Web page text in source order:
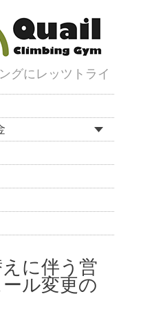
グにレッツトライ
に伴う営
ル変更の